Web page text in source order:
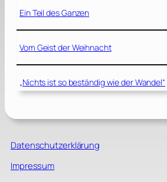
Ein Teil des Ganzen
Vom Geist der Weihnacht
„Nichts ist so beständig wie der Wandel“
Datenschutzerklärung
Impressum